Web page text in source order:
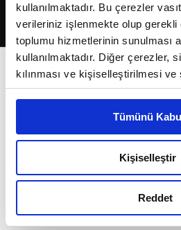
kullanılmaktadır. Bu çerezler
verileriniz işlenmekte olup gerekli
toplumu hizmetlerinin sunulması
kullanılmaktadır. Diğer çerezler,
kılınması ve kişiselleştirilmesi
reklam/pazarlama faaliyetlerinin
Çerezlere ilişkin tercihlerinizi
belirleyebilirsiniz. Çerezlere
Ayarlar butonuna tıklayabilir,
Metnimizi ziyaret edebilirsiniz.
okumak ve sitemizi ziyaretiniz
Tümünü
Kişiselleştir
Reddet